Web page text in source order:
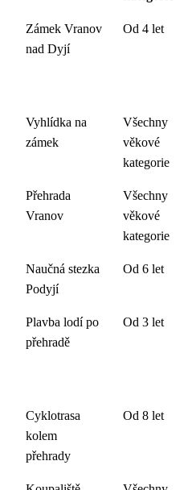
Zámek Vranov
nad Dyjí
Od 4 let
Vyhlídka na
zámek
Všechny
věkové
kategorie
Přehrada
Vranov
Všechny
věkové
kategorie
Naučná stezka
Podyjí
Od 6 let
Plavba lodí po
přehradě
Od 3 let
Cyklotrasa
kolem
přehrady
Od 8 let